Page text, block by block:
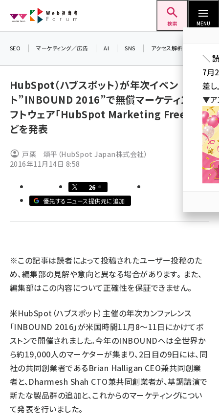
ン
検索 MENU
seo (3523)
ai (2804)
note (2312)
セミナー (2303)
z世代 (1622)
SEO マーケティング／広告 AI SNS アクセス解析／データ分析
HubSpot（ハブスポット）が年次イベン
ト”INBOUND 2016”で無償マーケティングソ
フトウェア「HubSpot Marketing Free」な
どを発表
戸栗 頌平（HubSpot Japan株式会社）
2016年11月14日 8:58
26
優先するニュース提供元に追加
※この記事は読者によって投稿されたユーザー投稿のた
め、編集部の見解や意向と異なる場合があります。 また、
編集部はこの内容について正確性を保証できません。
米HubSpot（ハブスポット）主催の年次カンファレンス
「INBOUND 2016」が米国時間11月8～11日にかけてボ
ストンで開催されました。今年のINBOUNDへは全世界か
ら約19,000人のマーケターが集まり、2日目の9日には、同
社の共同創業者であるBrian Halligan CEO兼共同創業
者と、Dharmesh Shah CTO兼共同創業者が、基調講演で
新たな製品群の追加と、これからのマーケティングについ
て発表を行いました。
＼
7月
差し
▼ア